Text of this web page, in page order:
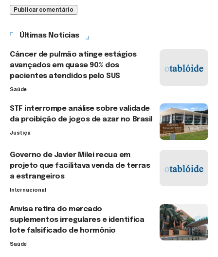
Últimas Notícias
Câncer de pulmão atinge estágios
avançados em quase 90% dos
pacientes atendidos pelo SUS
Saúde
STF interrompe análise sobre validade
da proibição de jogos de azar no Brasil
Justiça
Governo de Javier Milei recua em
projeto que facilitava venda de terras
a estrangeiros
Internacional
Anvisa retira do mercado
suplementos irregulares e identifica
lote falsificado de hormônio
Saúde